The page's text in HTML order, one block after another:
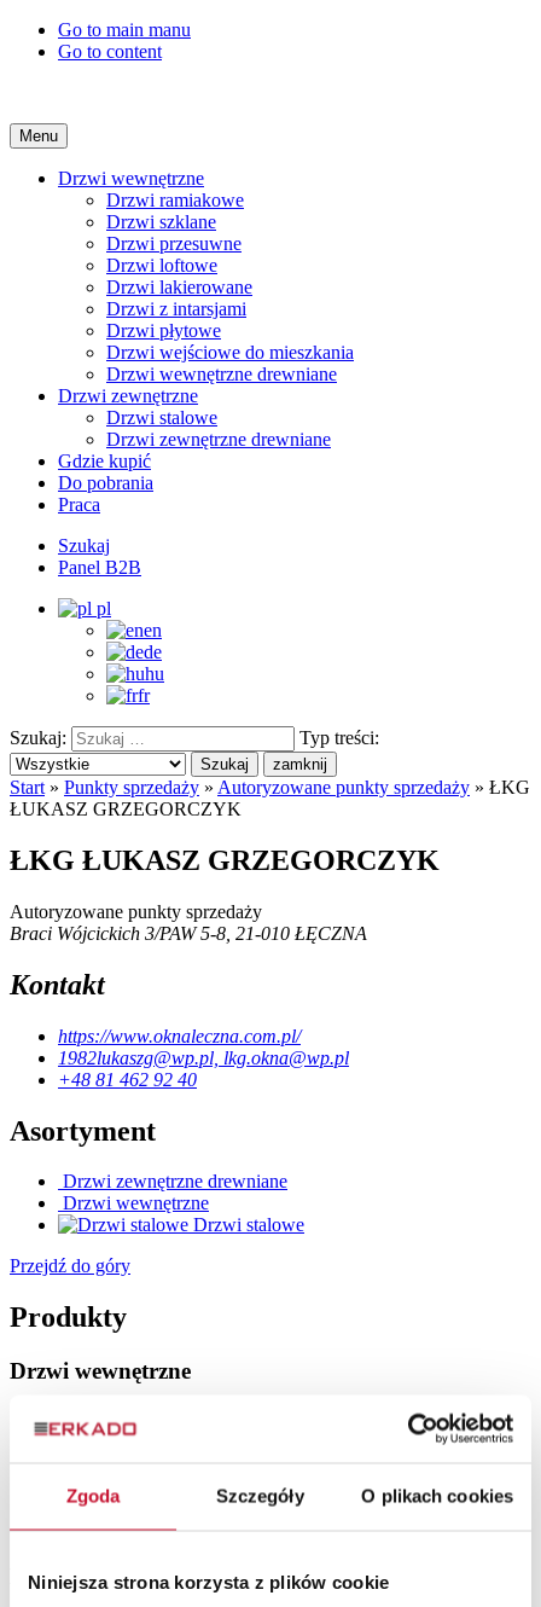
Zgoda Szczegóły O plikach cookies
Niniejsza strona korzysta z plików cookie
Go to main manu
Go to content
Menu
Drzwi wewnętrzne
Drzwi ramiakowe
Drzwi szklane
Drzwi przesuwne
Drzwi loftowe
Drzwi lakierowane
Drzwi z intarsjami
Drzwi płytowe
Drzwi wejściowe do mieszkania
Drzwi wewnętrzne drewniane
Drzwi zewnętrzne
Drzwi stalowe
Drzwi zewnętrzne drewniane
Gdzie kupić
Do pobrania
Praca
Szukaj
Panel B2B
pl
en
de
hu
fr
Szukaj: Typ treści:
Szukaj zamknij
Start » Punkty sprzedaży » Autoryzowane punkty sprzedaży » ŁKG
ŁUKASZ GRZEGORCZYK
ŁKG ŁUKASZ GRZEGORCZYK
Autoryzowane punkty sprzedaży
Braci Wójcickich 3/PAW 5-8, 21-010 ŁĘCZNA
Kontakt
https://www.oknaleczna.com.pl/
1982lukaszg@wp.pl, lkg.okna@wp.pl
+48 81 462 92 40
Asortyment
Drzwi zewnętrzne drewniane
Drzwi wewnętrzne
Drzwi stalowe
Przejdź do góry
Produkty
Drzwi wewnętrzne
Drzwi ramiakowe
Drzwi szklane
Drzwi loftowe
Drzwi wewnętrzne drewniane
Drzwi zewnętrzne